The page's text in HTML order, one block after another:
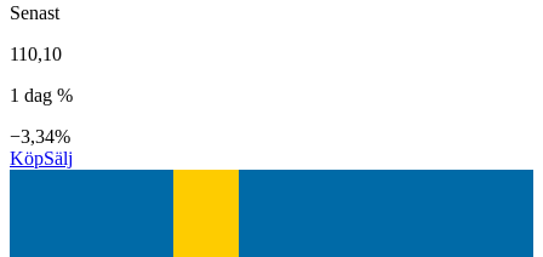
Senast
110,10
1 dag %
−3,34%
KöpSälj